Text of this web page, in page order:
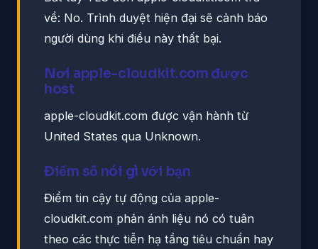
về: No. Trình duyệt hiện đại sẽ cảnh báo
người dùng khi điều này thất bại.
Nơi apple-cloudkit.com được
host
apple-cloudkit.com được vận hành từ
United States qua Unknown.
Điểm số nói gì với bạn
Điểm tin cậy tự động của apple-
cloudkit.com phản ánh liệu nó có tuân
theo các thực tiễn hạ tầng tiêu chuẩn hay